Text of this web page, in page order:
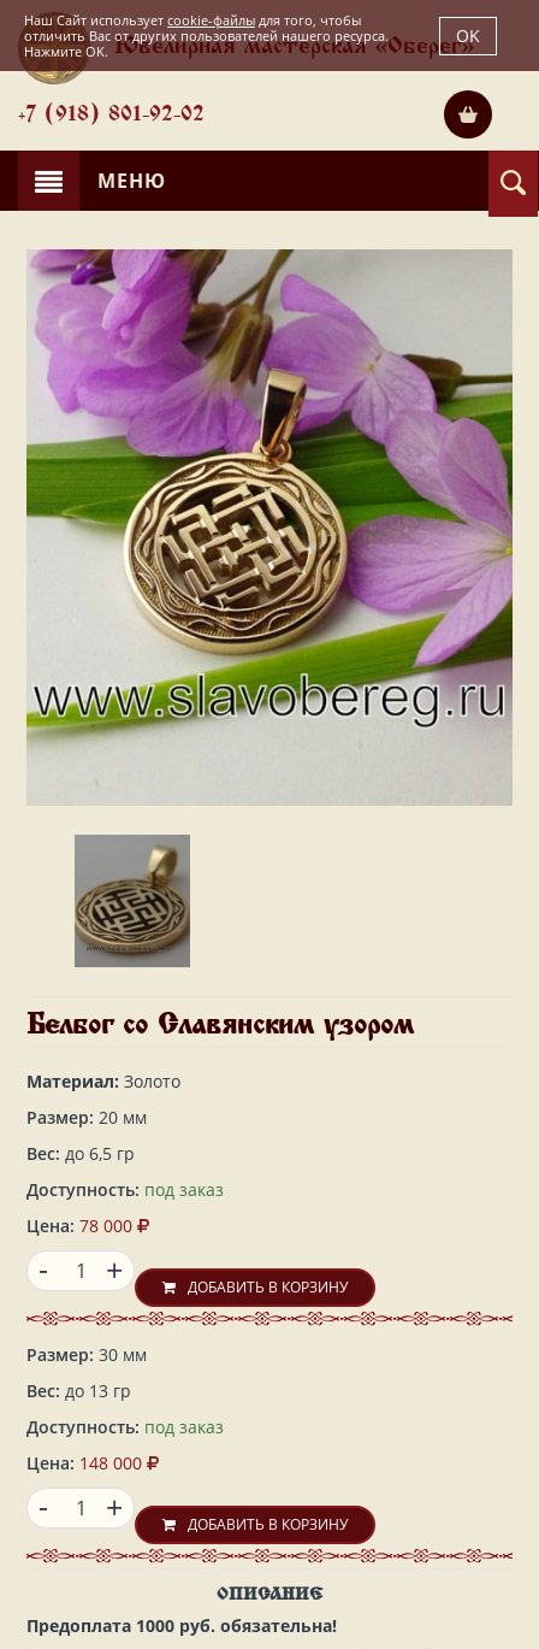
Ювелирная мастерская «Оберег»
+7 (918) 801-92-02
МЕНЮ
Белбог со Славянским узором
Материал: Золото
Размер: 20 мм
Вес: до 6,5 гр
Доступность: под заказ
Цена: 78 000
+
- ДОБАВИТЬ В КОРЗИНУ
Размер: 30 мм
Вес: до 13 гр
Доступность: под заказ
Цена: 148 000
+
- ДОБАВИТЬ В КОРЗИНУ
ОПИСАНИЕ
Предоплата 1000 руб. обязательна!
Наш Сайт использует cookie-файлы для того, чтобы
отличить Вас от других пользователей нашего ресурса.
Нажмите OK.
OK